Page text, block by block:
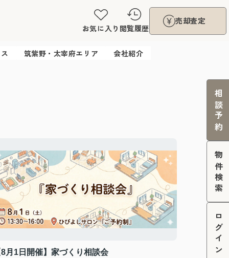
お気に入り 閲覧履歴
売却査定
筑紫野・太宰府エリア 会社紹介
8月1日開催】家づくり相談会
相談予約
物件検索
ログイン